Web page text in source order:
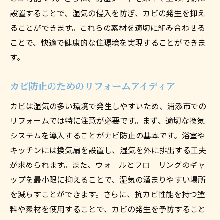
設置することで、湿気の侵入を防ぎ、カビの発生を抑え
ることができます。これらの素材を適切に組み合わせる
ことで、快適で健康的な住環境を実現することができま
す。
カビ防止のためのリフォームアイディア
カビは湿気の多い環境で発生しやすいため、浦添市での
リフォームでは特に注意が必要です。まず、適切な換気
システムを導入することがカビ防止の基本です。浴室や
キッチンには換気扇を設置し、湿気を外に排出する工夫
が求められます。また、ウォールとフローリングのギャ
ップを最小限に抑えることで、湿気の溜まりやすい場所
を減らすことができます。さらに、抗カビ性能を持つ塗
料や素材を使用することで、カビの発生を予防すること